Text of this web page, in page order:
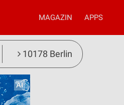
MAGAZIN APPS
10178 Berlin